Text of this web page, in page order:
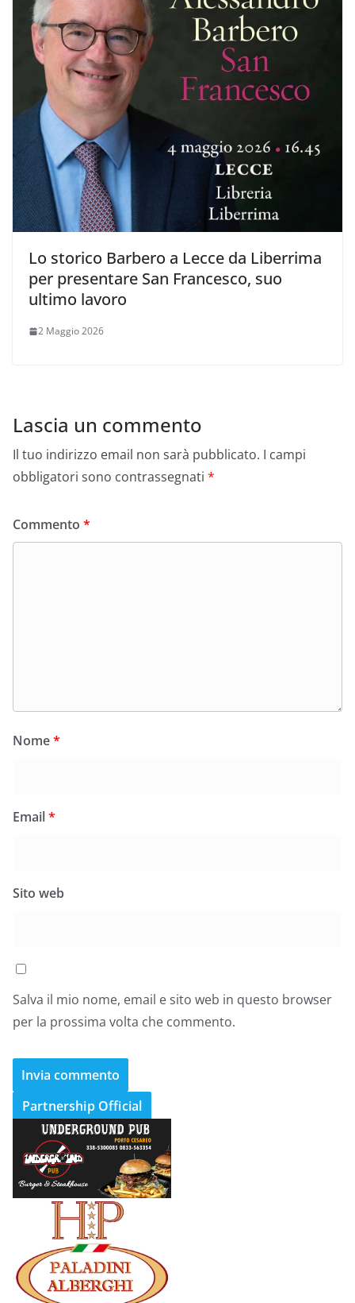
Lo storico Barbero a Lecce da Liberrima
per presentare San Francesco, suo
ultimo lavoro
2 Maggio 2026
Lascia un commento
Il tuo indirizzo email non sarà pubblicato. I campi
obbligatori sono contrassegnati *
Commento *
Nome*
Email*
Sito web
Salva il mio nome, email e sito web in questo browser
per la prossima volta che commento.
Partnership Official